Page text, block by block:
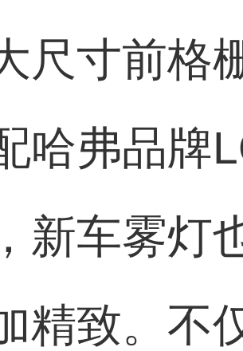
尺寸前格
哈弗品牌
新车雾灯
精致。不